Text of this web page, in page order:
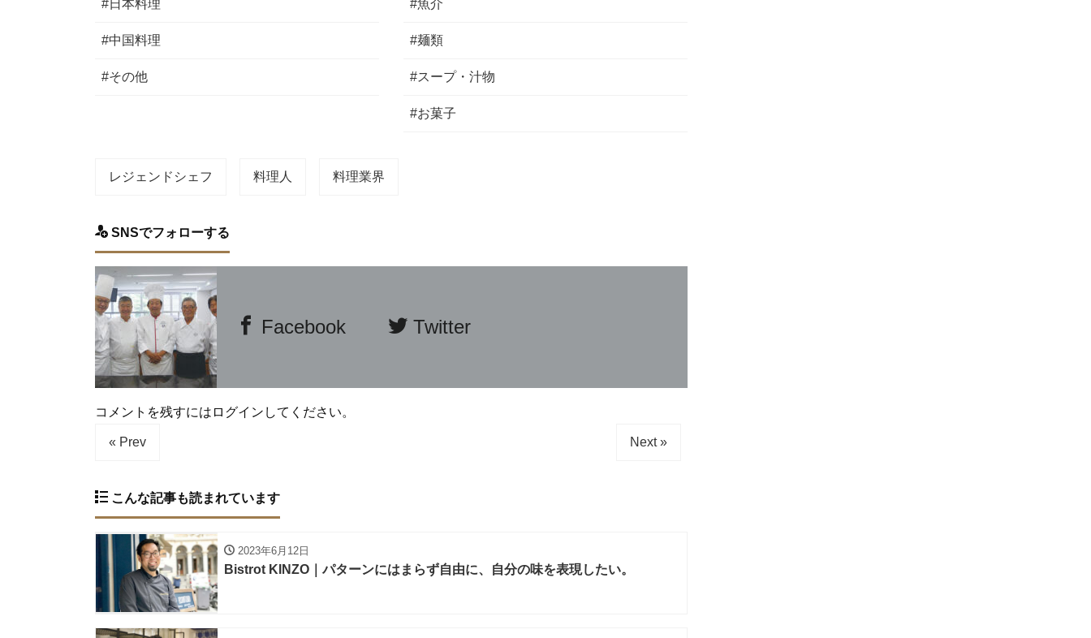
#日本料理
#中国料理
#その他
#魚介
#麺類
#スープ・汁物
#お菓子
レジェンドシェフ 料理人 料理業界
SNSでフォローする
Facebook Twitter
コメントを残すにはログインしてください。
« Prev Next »
こんな記事も読まれています
2023年6月12日
Bistrot KINZO｜パターンにはまらず自由に、自分の味を表現したい。